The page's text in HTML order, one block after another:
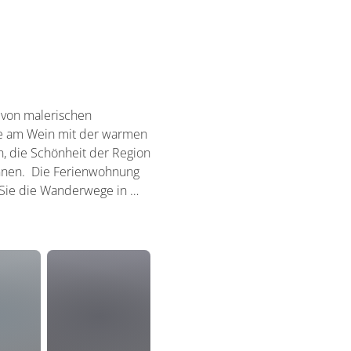
malerischen
am Wein mit der warmen
die Schönheit der Region
Die Ferienwohnung
die Wanderwege in …